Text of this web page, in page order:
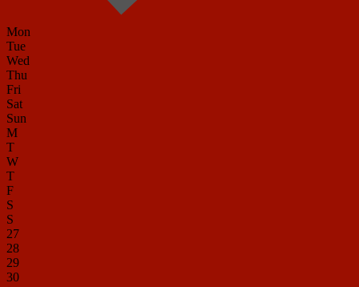
Mon
Tue
Wed
Thu
Fri
Sat
Sun
M
T
W
T
F
S
S
27
28
29
30